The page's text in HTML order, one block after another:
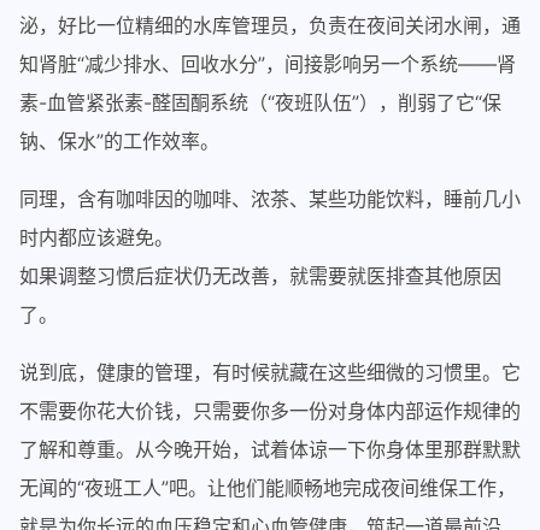
泌，好比一位精细的水库管理员，负责在夜间关闭水闸，通
知肾脏“减少排水、回收水分”，间接影响另一个系统——肾
素-血管紧张素-醛固酮系统（“夜班队伍”），削弱了它“保
钠、保水”的工作效率。
同理，含有咖啡因的咖啡、浓茶、某些功能饮料，睡前几小
时内都应该避免。
如果调整习惯后症状仍无改善，就需要就医排查其他原因
了。
说到底，健康的管理，有时候就藏在这些细微的习惯里。它
不需要你花大价钱，只需要你多一份对身体内部运作规律的
了解和尊重。从今晚开始，试着体谅一下你身体里那群默默
无闻的“夜班工人”吧。让他们能顺畅地完成夜间维保工作，